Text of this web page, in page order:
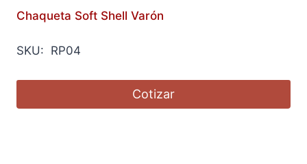
Chaqueta Soft Shell Varón
SKU: RP04
Cotizar